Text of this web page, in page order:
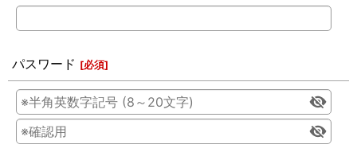
パスワード [必須]